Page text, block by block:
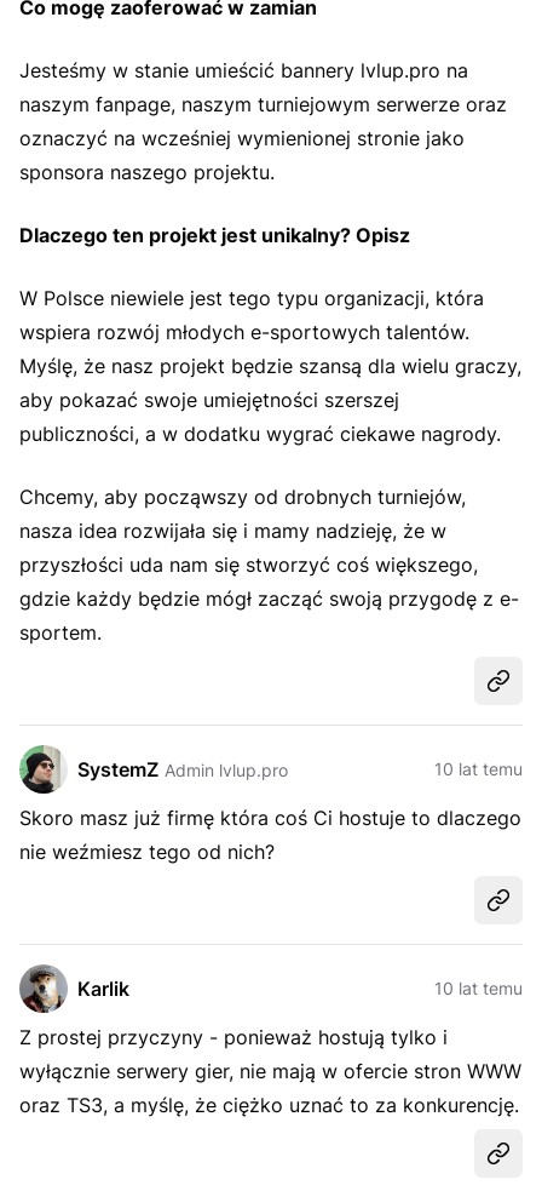
Co mogę zaoferować w zamian
Jesteśmy w stanie umieścić bannery lvlup.pro na
naszym fanpage, naszym turniejowym serwerze oraz
oznaczyć na wcześniej wymienionej stronie jako
sponsora naszego projektu.
Dlaczego ten projekt jest unikalny? Opisz
W Polsce niewiele jest tego typu organizacji, która
wspiera rozwój młodych e-sportowych talentów.
Myślę, że nasz projekt będzie szansą dla wielu graczy,
aby pokazać swoje umiejętności szerszej
publiczności, a w dodatku wygrać ciekawe nagrody.
Chcemy, aby począwszy od drobnych turniejów,
nasza idea rozwijała się i mamy nadzieję, że w
przyszłości uda nam się stworzyć coś większego,
gdzie każdy będzie mógł zacząć swoją przygodę z e-
sportem.
SystemZ Admin lvlup.pro 10 lat temu
Skoro masz już firmę która coś Ci hostuje to dlaczego
nie weźmiesz tego od nich?
Karlik 10 lat temu
Z prostej przyczyny - ponieważ hostują tylko i
wyłącznie serwery gier, nie mają w ofercie stron WWW
oraz TS3, a myślę, że ciężko uznać to za konkurencję.